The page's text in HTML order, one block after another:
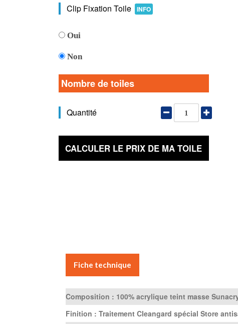
Clip Fixation Toile INFO
Oui
Non
Nombre de toiles
Quantité
CALCULER LE PRIX DE MA TOILE
Fiche technique
Composition : 100% acrylique teint masse
Finition : Traitement Cleangard spécial Store